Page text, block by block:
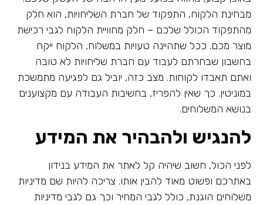
מבחינת הלקוח, התפקוד של חברת השליחויות, הוא חלק
מהתפקוד הכולל שלכם – חלק מחוויית הלקוח לגבי רכישת
מוצר מכם. ככל שתהיינה טעויות במשלוח, הלקוח ייקח
בחשבון שבחרתם לעבוד עם חברת שליחויות לא טובה
ואתם תאבדו לקוחות. מצב כזה, יוביל גם לפגיעה מתמשכת
במוניטין. כך שאין להפריז, בחשיבות העבודה עם מקצוענים
בנושא המשלוחים.
להנגיש ולהבהיר את המידע
לפני הכול, חשוב שיהיה קל לאתר את המידע בנידון
באתרכם ופשוט מאוד להבין אותו. צריכה להיות שם מדיניות
משלוחים הוגנת, כולל לגבי המחיר וכך גם לגבי מדיניות